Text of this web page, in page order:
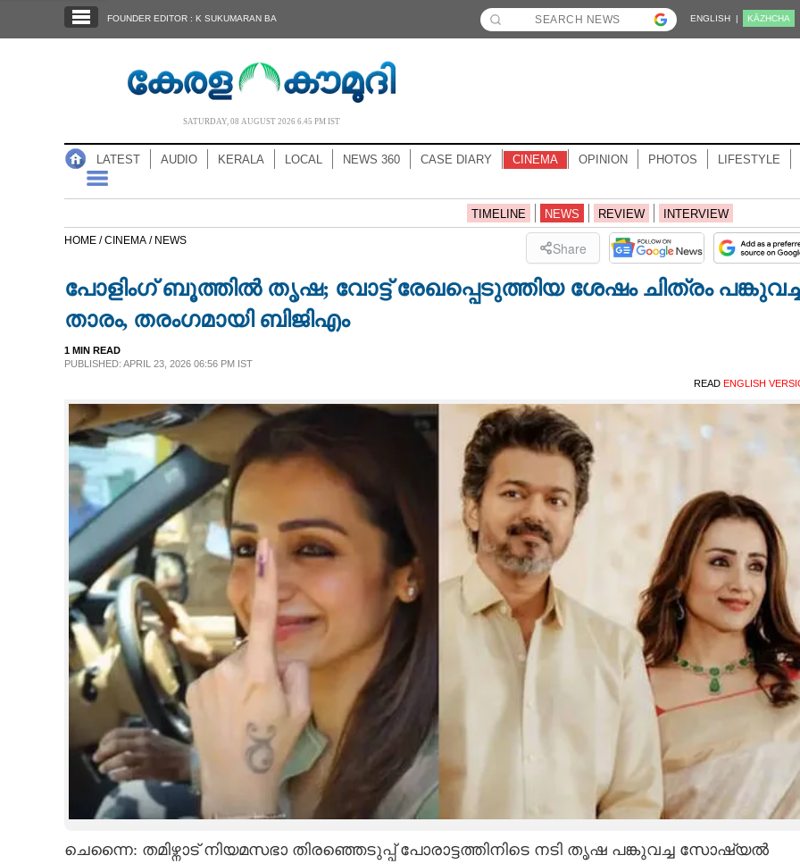
NOTIFIED NEWS
NEWS 360
CASE DIARY
LIFESTYLE
SPIRITUAL
FOUNDER EDITOR : K SUKUMARAN BA ENGLISH | KĀZHCHA
SATURDAY, 08 AUGUST 2026 6.45 PM IST
LATEST AUDIO KERALA LOCAL NEWS 360 CASE DIARY CINEMA OPINION PHOTOS LIFESTYLE
TIMELINE NEWS REVIEW INTERVIEW
HOME /CINEMA / NEWS Share
പോളിംഗ് ബൂത്തിൽ തൃഷ; വോട്ട് രേഖപ്പെടുത്തിയ ശേഷം ചിത്രം
താരം,​ തരംഗമായി ബിജിഎം
1 MIN READ
PUBLISHED: APRIL 23, 2026 06:56 PM IST
READ ENGLISH
ചെന്നൈ: തമിഴ്നാട് നിയമസഭാ തിരഞ്ഞെടുപ്പ് പോരാട്ടത്തിനിടെ നടി തൃഷ പങ്കുവച്ച സോഷ്യൽ